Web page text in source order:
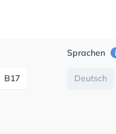
B17
Sprachen
Deutsch